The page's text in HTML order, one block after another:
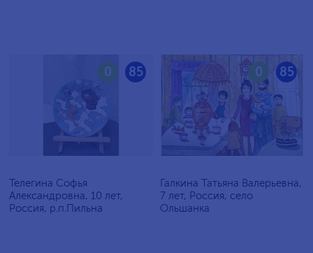
85
0
Телегина Софья
Александровна, 10 лет,
Россия, р.п.Пильна
85
0
Галкина Татьяна Валерьевна,
7 лет, Россия, село
Ольшанка